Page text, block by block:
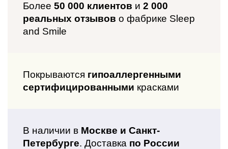
Более 50 000 клиентов и 2 000
реальных отзывов о фабрике Sleep
and Smile
Покрываются гипоаллергенными
сертифицированными красками
В наличии в Москве и Санкт-
Петербурге. Доставка по России